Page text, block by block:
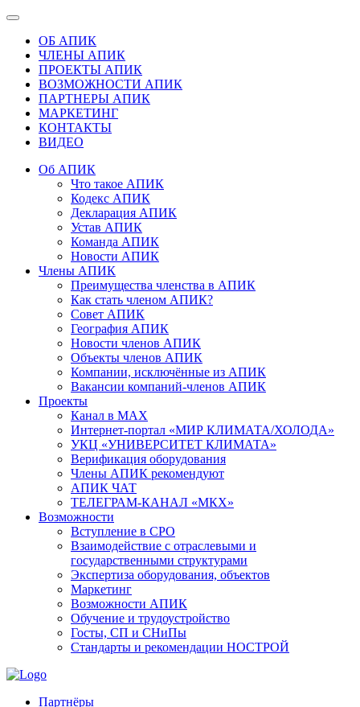
ОБ АПИК
ЧЛЕНЫ АПИК
ПРОЕКТЫ АПИК
ВОЗМОЖНОСТИ АПИК
ПАРТНЕРЫ АПИК
МАРКЕТИНГ
КОНТАКТЫ
ВИДЕО
Об АПИК
Что такое АПИК
Кодекс АПИК
Декларация АПИК
Устав АПИК
Команда АПИК
Новости АПИК
Члены АПИК
Преимущества членства в АПИК
Как стать членом АПИК?
Совет АПИК
География АПИК
Новости членов АПИК
Объекты членов АПИК
Компании, исключённые из АПИК
Вакансии компаний-членов АПИК
Проекты
Канал в MAX
Интернет-портал «МИР КЛИМАТА/ХОЛОДА»
УКЦ «УНИВЕРСИТЕТ КЛИМАТА»
Верификация оборудования
Члены АПИК рекомендуют
АПИК ЧАТ
ТЕЛЕГРАМ-КАНАЛ «МКХ»
Возможности
Вступление в СРО
Взаимодействие с отраслевыми и
государственными структурами
Экспертиза оборудования, объектов
Маркетинг
Возможности АПИК
Обучение и трудоустройство
Госты, СП и СНиПы
Стандарты и рекомендации НОСТРОЙ
Партнёры